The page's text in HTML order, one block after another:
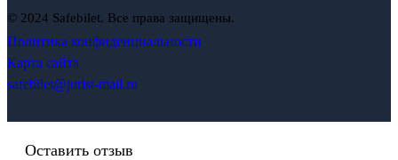
© 2024 Safebilet. Все права защищены.
Политика конфиденциальности
Карта сайта
safebilet@jurist-mail.ru
Оставить отзыв